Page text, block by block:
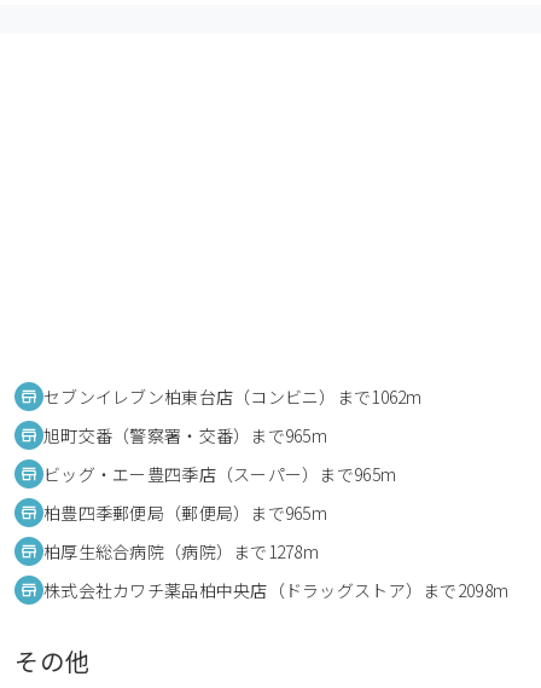
セブンイレブン柏東台店（コンビニ）まで1062m
旭町交番（警察署・交番）まで965m
ビッグ・エー豊四季店（スーパー）まで965m
柏豊四季郵便局（郵便局）まで965m
柏厚生総合病院（病院）まで1278m
株式会社カワチ薬品柏中央店（ドラッグストア）まで2098m
その他